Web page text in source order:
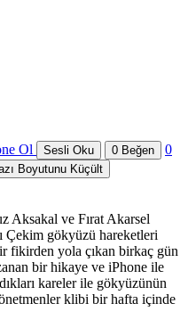
Ol Sesli Oku 0 Beğen
0
Boyutunu Küçült
Aksakal ve Fırat Akarsel
Çekim gökyüzü hareketleri
fikirden yola çıkan birkaç gün
bir hikaye ve iPhone ile
kareler ile gökyüzünün
klibi bir hafta içinde